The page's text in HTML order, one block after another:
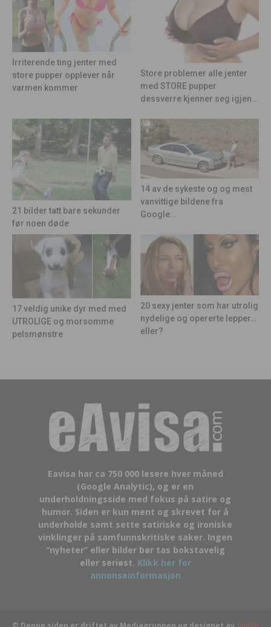
Irriterende ting jenter med
store pupper opplever når
varmen kommer
Store problemer alle jenter
med STORE pupper
dessverre kjenner seg igjen...
21 bilder tatt bare sekunder
før noen døde
14 av de sykeste og og mest
vanvittige bildene fra
Google...
17 veldig unike dyr med med
UTROLIGE og morsomme
pelsmønstre
20 sexy jenter som har utrolig
nydelige og opererte lepper…
eller?
Eavisa har ca 750 000 lesere hver måned
(Google Analytic), og er en
underholdningsside med fokus på satire og
humor. Siden er kun ment og skrevet for å
underholde samt sette satiriske og ironiske
vinklinger på samfunnskritiske saker. Ingen
“nyheter” eller bilder bør tas bokstavelig
eller seriøst. Klikk her for
annonseinformasjon